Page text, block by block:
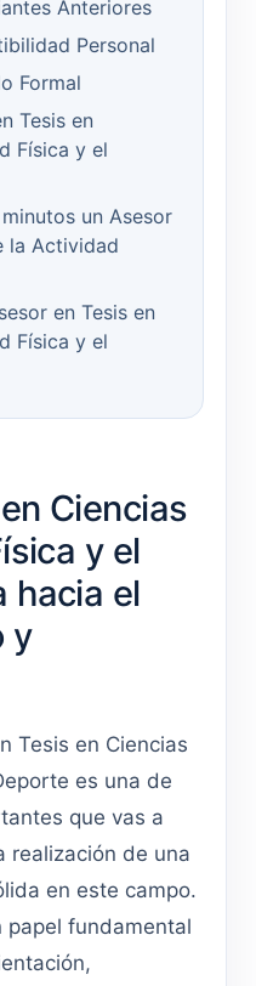
Anteriores
Personal
Formal
Tesis en
Física y el
un Asesor
la Actividad
en Tesis en
Física y el
Ciencias
y el
hacia el
y
Tesis en Ciencias
es una de
que vas a
realización de una
en este campo.
papel fundamental